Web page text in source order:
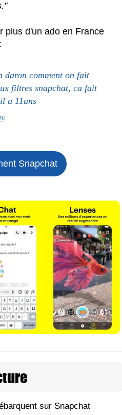
plus d'un ado en France
daron comment on fait
filtres snapchat, ca fait
a 11ans
Snapchat
sur Snapchat